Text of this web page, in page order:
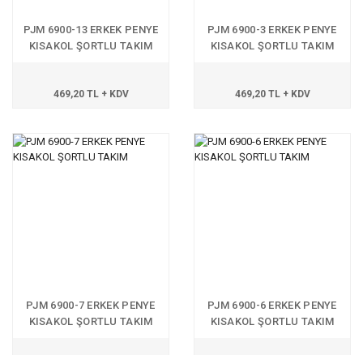
PJM 6900-13 ERKEK PENYE
KISAKOL ŞORTLU TAKIM
469,20 TL + KDV
PJM 6900-3 ERKEK PENYE
KISAKOL ŞORTLU TAKIM
469,20 TL + KDV
PJM 6900-7 ERKEK PENYE
KISAKOL ŞORTLU TAKIM
PJM 6900-6 ERKEK PENYE
KISAKOL ŞORTLU TAKIM